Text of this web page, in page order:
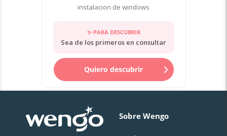
instalacion de windows
✨ PARA DESCUBRIR
Sea de los primeros en consultar
Quiero descubrir
Sobre Wengo